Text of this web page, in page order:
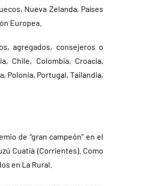
Nueva Zelanda, Países
Europea.
agregados, consejeros o
Chile, Colombia, Croacia,
Polonia, Portugal, Tailandia,
de “gran campeón” en el
Cuatiá (Corrientes). Como
en La Rural.